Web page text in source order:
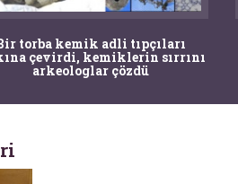
torba kemik adli tıpçıları
çevirdi, kemiklerin sırrını
arkeologlar çözdü